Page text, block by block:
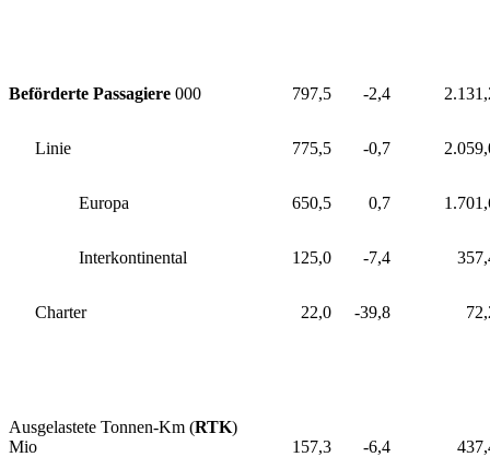
Beförderte Passagiere 000 797,5 -2,4
Linie 775,5 -0,7
Europa 650,5 0,7
Interkontinental 125,0 -7,4
Charter 22,0 -39,8
Ausgelastete Tonnen-Km (RTK)
Mio
157,3 -6,4